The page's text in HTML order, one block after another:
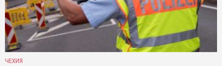
ЧЕХИЯ